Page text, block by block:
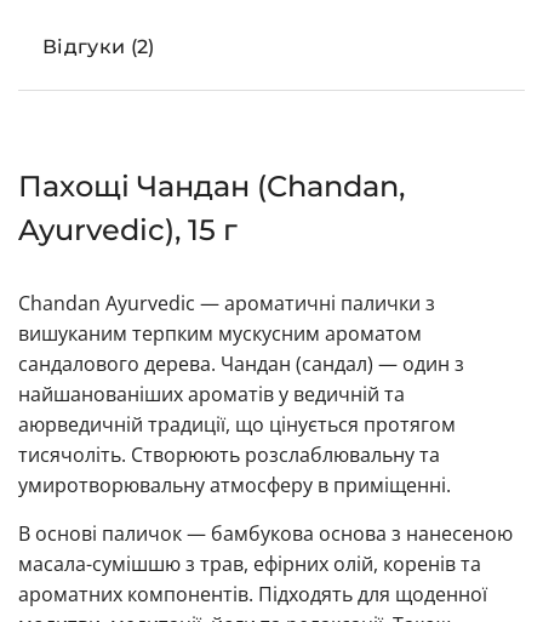
Відгуки (2)
Пахощі Чандан (Chandan,
Ayurvedic), 15 г
Chandan Ayurvedic — ароматичні палички з
вишуканим терпким мускусним ароматом
сандалового дерева. Чандан (сандал) — один з
найшанованіших ароматів у ведичній та
аюрведичній традиції, що цінується протягом
тисячоліть. Створюють розслаблювальну та
умиротворювальну атмосферу в приміщенні.
В основі паличок — бамбукова основа з нанесеною
масала-сумішшю з трав, ефірних олій, коренів та
ароматних компонентів. Підходять для щоденної